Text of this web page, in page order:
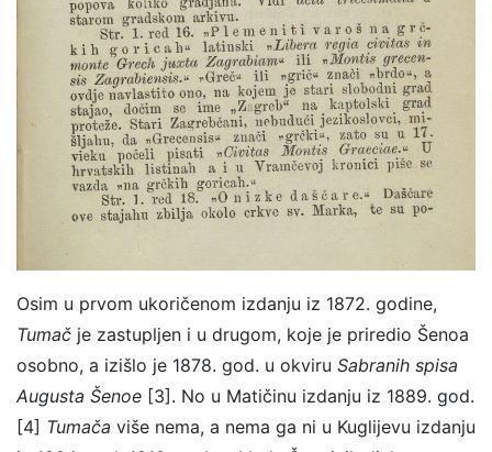
Osim u prvom ukoričenom izdanju iz 1872. godine,
Tumač je zastupljen i u drugom, koje je priredio Šenoa
osobno, a izišlo je 1878. god. u okviru Sabranih spisa
Augusta Šenoe [3]. No u Matičinu izdanju iz 1889. god.
[4] Tumača više nema, a nema ga ni u Kuglijevu izdanju